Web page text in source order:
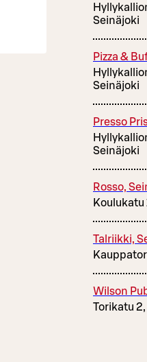
Seinäjoki
Pizza &
Seinäjoki
Presso
Seinäjoki
Rosso,
Koulukatu
Talriikki,
Wilson
Torikatu